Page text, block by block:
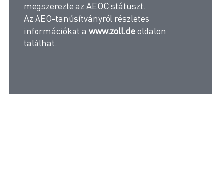
megszerezte az AEOC státuszt.
Az AEO-tanúsítványról részletes
információkat a www.zoll.deoldalon
találhat.